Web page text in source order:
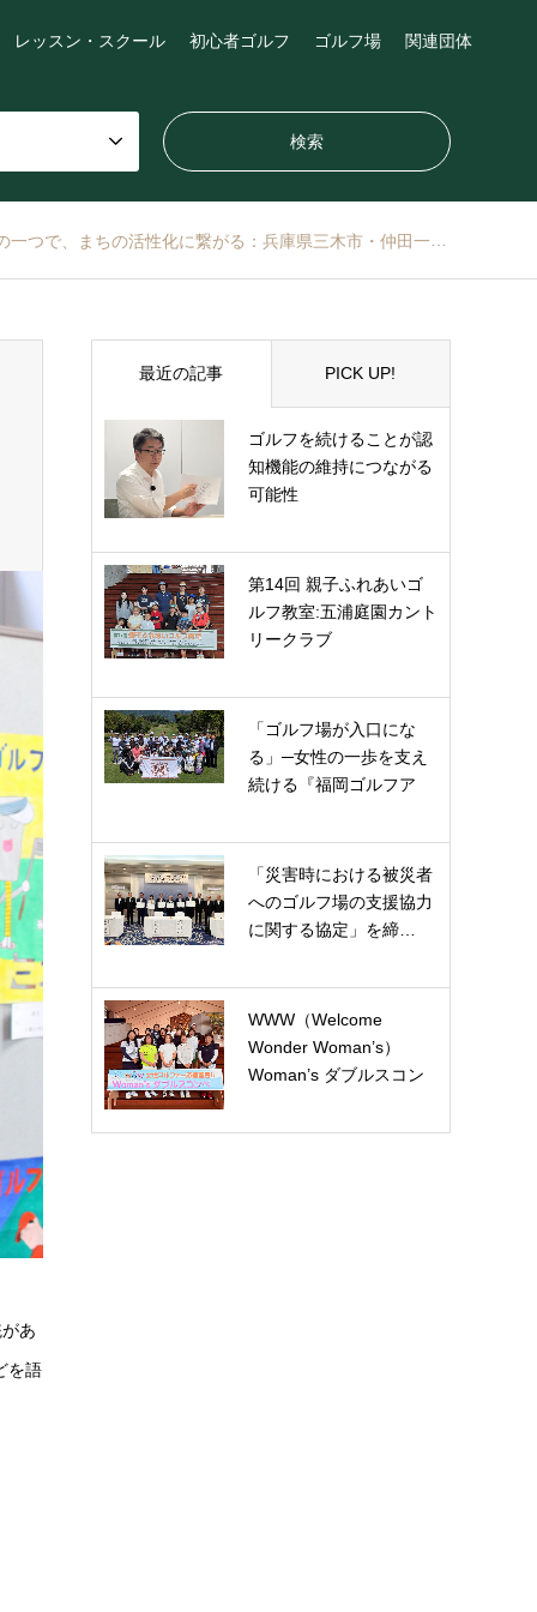
レッスン・スクール 初心者ゴルフ ゴルフ場 関連団体
で、まちの活性化に繋がる：兵庫県三木市・仲田一彦市長インタビュー
あ
を語
最近の記事 PICK UP!
ゴルフを続けることが認
知機能の維持につながる
可能性
第14回 親子ふれあいゴ
ルフ教室:五浦庭園カント
リークラブ
「ゴルフ場が入口にな
る」─女性の一歩を支え
続ける『福岡ゴルフア
「災害時における被災者
へのゴルフ場の支援協力
に関する協定」を締…
WWW（Welcome
Wonder Woman’s）
Woman’s ダブルスコン